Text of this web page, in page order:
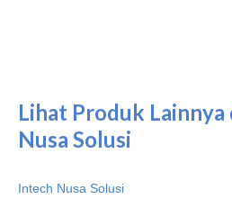
Lihat Produk
Nusa Solusi
Intech Nusa Solusi